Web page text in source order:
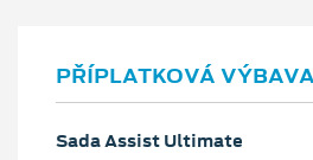
PŘÍPLATKOVÁ VÝBAVA
Sada Assist Ultimate